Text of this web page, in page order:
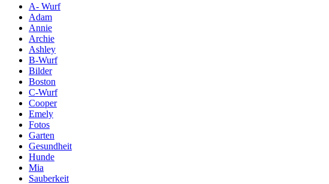
A- Wurf
Adam
Annie
Archie
Ashley
B-Wurf
Bilder
Boston
C-Wurf
Cooper
Emely
Fotos
Garten
Gesundheit
Hunde
Mia
Sauberkeit